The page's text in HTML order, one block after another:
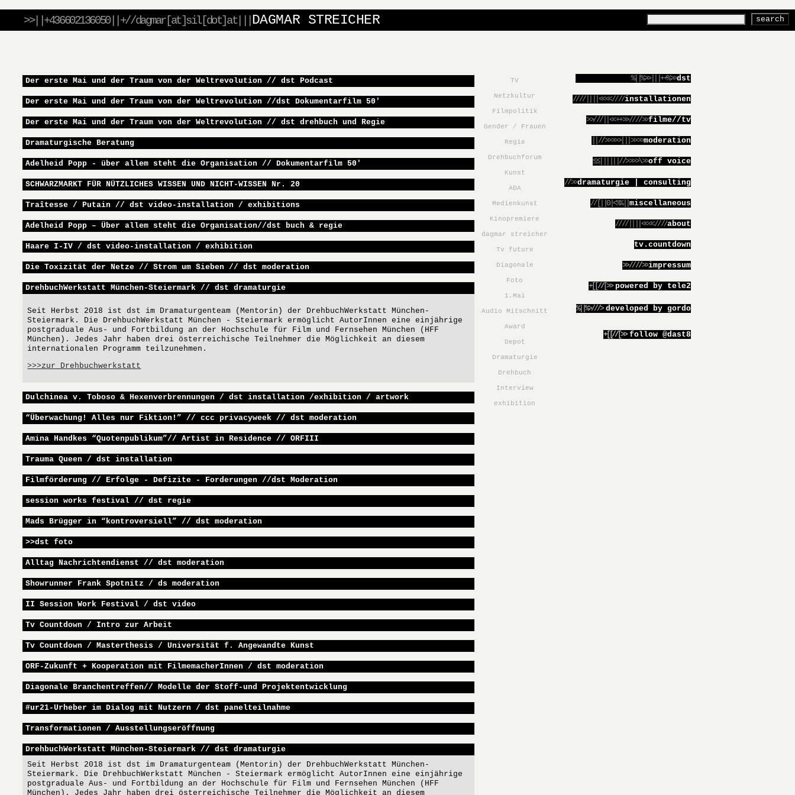
>>||+436602136050||+//dagmar[at]sil[dot]at||| DAGMAR STREICHER
Der erste Mai und der Traum von der Weltrevolution // dst Podcast
Der erste Mai und der Traum von der Weltrevolution //dst Dokumentarfilm 50′
Der erste Mai und der Traum von der Weltrevolution // dst drehbuch und Regie
Dramaturgische Beratung
Adelheid Popp - über allem steht die Organisation // Dokumentarfilm 50′
SCHWARZMARKT FÜR NÜTZLICHES WISSEN UND NICHT-WISSEN Nr. 20
Traîtesse / Putain // dst video-installation / exhibitions
Adelheid Popp – Über allem steht die Organisation//dst buch & regie
Haare I-IV / dst video-installation / exhibition
Die Toxizität der Netze // Strom um Sieben // dst moderation
DrehbuchWerkstatt München-Steiermark // dst dramaturgie
Seit Herbst 2018 ist dst im Dramaturgenteam (Mentorin) der DrehbuchWerkstatt München-
Steiermark. Die DrehbuchWerkstatt München - Steiermark ermöglicht AutorInnen eine einjährige
postgraduale Aus- und Fortbildung an der Hochschule für Film und Fernsehen München (HFF
München). Jedes Jahr haben drei österreichische Teilnehmer die Möglichkeit an diesem
internationalen Programm teilzunehmen.
>>>zur Drehbuchwerkstatt
Dulchinea v. Toboso & Hexenverbrennungen / dst installation /exhibition / artwork
“Überwachung! Alles nur Fiktion!” // ccc privacyweek // dst moderation
Amina Handkes “Quotenpublikum”// Artist in Residence // ORFIII
Trauma Queen / dst installation
Filmförderung // Erfolge - Defizite - Forderungen //dst Moderation
session works festival // dst regie
Mads Brügger in “kontroversiell” // dst moderation
>>dst foto
Alltag Nachrichtendienst // dst moderation
Showrunner Frank Spotnitz / ds moderation
II Session Work Festival / dst video
Tv Countdown / Intro zur Arbeit
Tv Countdown / Masterthesis / Universität f. Angewandte Kunst
ORF-Zukunft + Kooperation mit FilmemacherInnen / dst moderation
Diagonale Branchentreffen// Modelle der Stoff-und Projektentwicklung
#ur21-Urheber im Dialog mit Nutzern / dst panelteilnahme
Transformationen / Ausstellungseröffnung
DrehbuchWerkstatt München-Steiermark // dst dramaturgie
Seit Herbst 2018 ist dst im Dramaturgenteam (Mentorin) der DrehbuchWerkstatt München-
Steiermark. Die DrehbuchWerkstatt München - Steiermark ermöglicht AutorInnen eine einjährige
postgraduale Aus- und Fortbildung an der Hochschule für Film und Fernsehen München (HFF
München). Jedes Jahr haben drei österreichische Teilnehmer die Möglichkeit an diesem
TV
Netzkultur
Filmpolitik
Gender / Frauen
Regie
Drehbuchforum
Kunst
ADA
Medienkunst
Kinopremiere
dagmar streicher
Tv future
Diagonale
Foto
1.Mai
Audio Mitschnitt
Award
Depot
Dramaturgie
Drehbuch
Interview
exhibition
%||%>>|||++%>>dst
////||||<<<<////installationen
>>///||<<++>>////>>filme//tv
||//>>>>>|||>>>>moderation
≤≤||||||//>>>>\>>off voice
//>>dramaturgie | consulting
//[||0|<%%|| miscellaneous
////||||<<<<////about
tv.countdown
>>////>>impressum
+[[//[>> powered by tele2
%||%>///> developed by gordo
+[[//[>> follow @dast8